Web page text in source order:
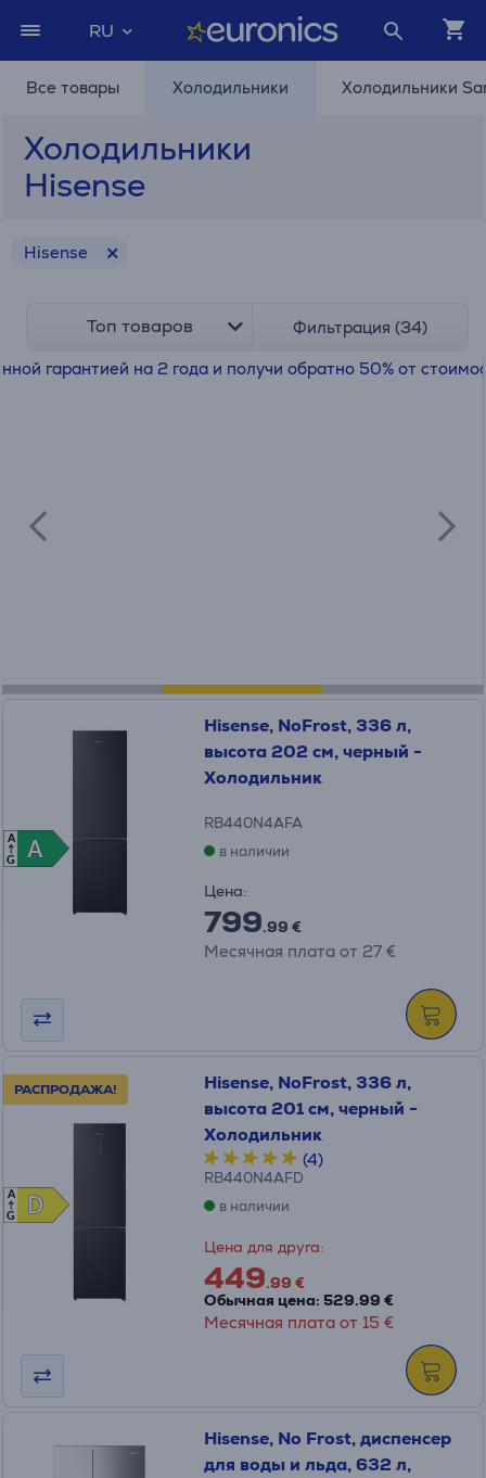
RU
Все товары Холодильники Холодильники
Холодильники
Hisense
Hisense
Топ товаров Фильтрация (34)
A
A
A
G
Hisense, NoFrost, 336 л,
высота 202 см, черный -
Холодильник
RB440N4AFA
в наличии
Цена:
799.99 €
Месячная плата от 27 €
РАСПРОДАЖА!
D
D
A
G
Hisense, NoFrost, 336 л,
высота 201 см, черный -
Холодильник
(4)
RB440N4AFD
в наличии
Цена для друга:
449.99 €
Обычная цена: 529.99 €
Месячная плата от 15 €
Hisense, No Frost, диспенсер
для воды и льда, 632 л,